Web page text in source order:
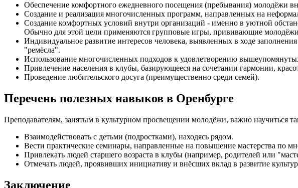
Обеспечение комфортного ежедневного посещения (пребывания) молодёжи
Создание и реализация многочисленных программ, направленных на
Создание комфортных условий внутри организаций - именно в уютной
Обычно для этой цели применяются групповые игры, прививающие
Индивидуальное развитие интересов человека, выявленных в ходе
"ремёсла".
Использование многочисленных подходов к удовлетворению
Привлечение населения в клубы, базирующееся на сочетании гармонии,
Проведение любительского досуга (преимущественно среди семей).
Перечень полезных навыков в Оренбурге
Преподавателям, занятым в культурном просвещении молодёжи, важно научиться
Взаимодействовать с детьми (подростками), находясь рядом.
Вести практические семинары, направленные на повышение мастерства по
Привлекать людей старшего возраста в клубы (например, родителей или
Отмечать людей, проявивших инициативу и внёсших вклад в развитие
Заключение